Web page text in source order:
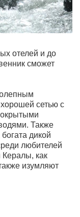
отелей и до
сможет
сетью с
Также
дикой
любителей
Кералы, как
изумляют